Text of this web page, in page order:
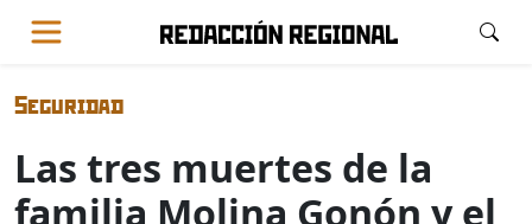
Seguridad
Las tres muertes de la
familia Molina Gonón y el